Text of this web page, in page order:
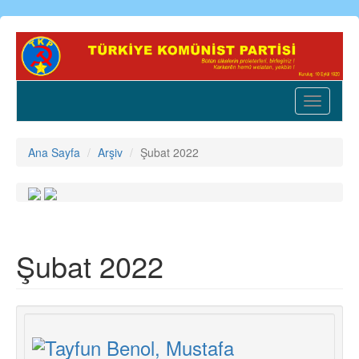
Ana
içeriğe
Toggle
Ana Sayfa Arşiv Şubat 2022
Şubat 2022